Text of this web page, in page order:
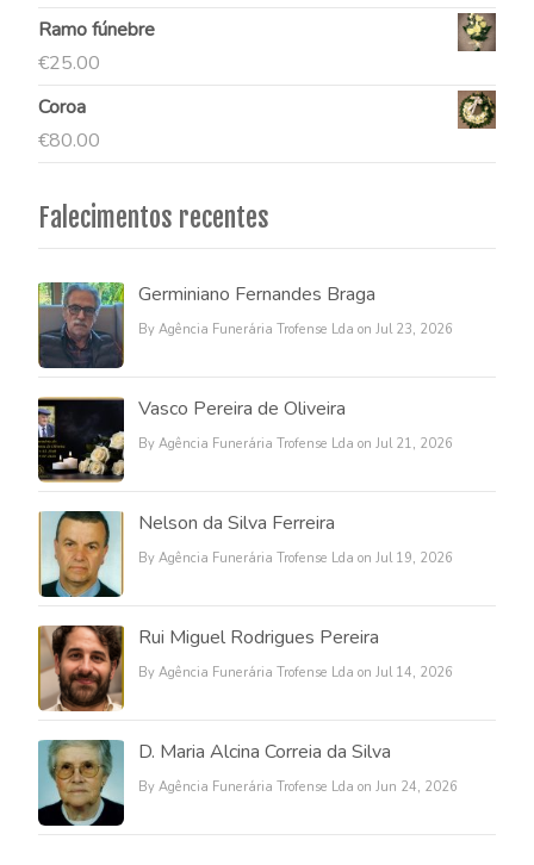
Ramo fúnebre
€25.00
Coroa
€80.00
Falecimentos recentes
Germiniano Fernandes Braga
By Agência Funerária Trofense Lda on Jul 23, 2026
Vasco Pereira de Oliveira
By Agência Funerária Trofense Lda on Jul 21, 2026
Nelson da Silva Ferreira
By Agência Funerária Trofense Lda on Jul 19, 2026
Rui Miguel Rodrigues Pereira
By Agência Funerária Trofense Lda on Jul 14, 2026
D. Maria Alcina Correia da Silva
By Agência Funerária Trofense Lda on Jun 24, 2026